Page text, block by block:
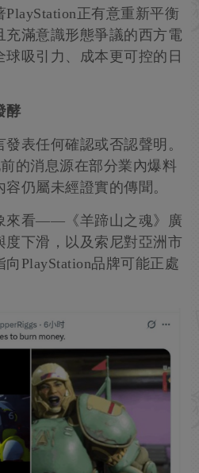
正有意重新平衡
充滿意識形態爭議的西方電
吸引力、成本更可控的日
酵
表任何確認或否認聲明。
的消息源在部分業內爆料
仍屬未經證實的傳聞。
來看——《羊蹄山之魂》廣
下滑，以及索尼對亞洲市
PlayStation品牌可能正處